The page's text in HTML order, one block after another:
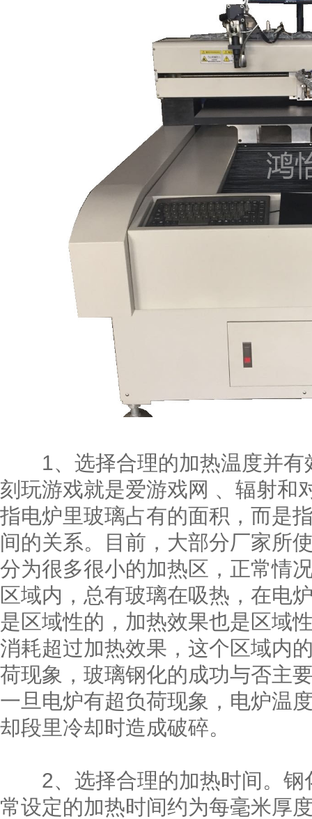
1、选择合理的加热温度并有
刻玩游戏就是爱游戏网 、辐射和
指电炉里玻璃占有的面积，而是
间的关系。目前，大部分厂家所
分为很多很小的加热区，正常情
区域内，总有玻璃在吸热，在电
是区域性的，加热效果也是区域
消耗超过加热效果，这个区域内
荷现象，玻璃钢化的成功与否主
一旦电炉有超负荷现象，电炉温
却段里冷却时造成破碎。
2、选择合理的加热时间。钢
常设定的加热时间约为每毫米厚